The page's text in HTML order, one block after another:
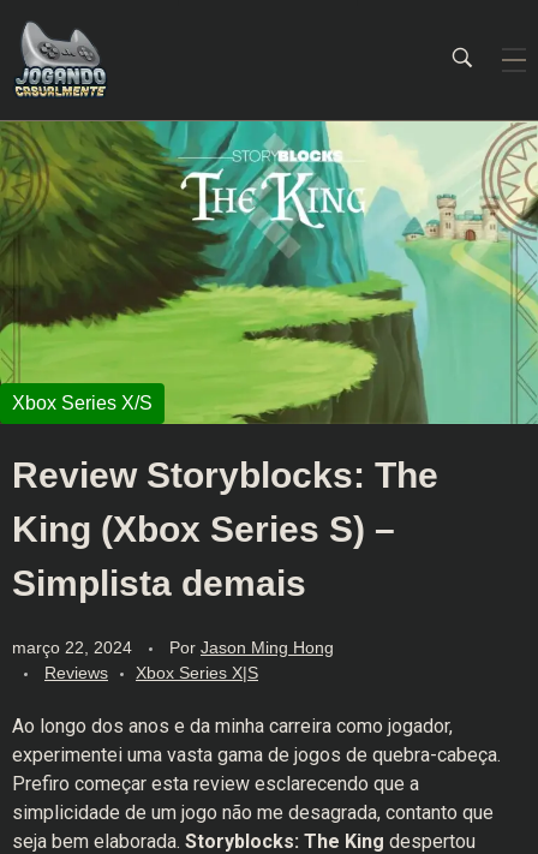
Jogando Casualmente
Conteúdo family friendly sobre games! Desde 2019 analisando jogos.
Review Storyblocks: The
King (Xbox Series S) –
Simplista demais
março 22, 2024 Por Jason Ming Hong
Reviews
Xbox Series X|S
Ao longo dos anos e da minha carreira como jogador,
experimentei uma vasta gama de jogos de quebra-cabeça.
Prefiro começar esta review esclarecendo que a
simplicidade de um jogo não me desagrada, contanto que
seja bem elaborada. Storyblocks: The King despertou